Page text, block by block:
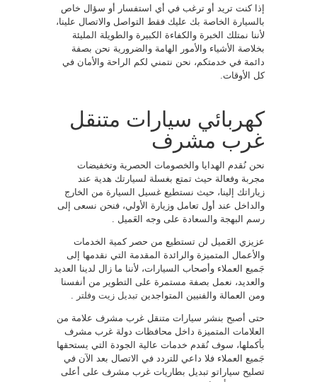
إذا كنت تريد أو ترغب في أي استفسار أو سؤال خاص
بالسيارة الخاصة بك عليك فقط التواصل والاتصال علينا،
لأننا نمتلك الخبرة والكفاءة الكبيرة والطويلة المليئة
بخلاصة الأشياء والأمور الهامة والضرورية نحن بصفة
دائمة في خدمتكم، نحن نتمني لكم الراحة والأمان في
كل الأوقات.
كهربائي سيارات متنقل
غرب مشرف
نحن نُقدم الهدايا والخصومات الحصرية وتخفيضات
مجربة وفعالة حيث تمتع بغسلة لسيارتك هدية عند
زياراتك إلينا، حيث نستطيع غسيل السيارة من الخارج
والداخل عند أول تعامل وزيارة الأولي، فنحن نسعى إلى
رسم البهجة والسعادة على وجه العَميل .
عزيزي العَميل لن تستطيع من حصر كمية الخدمات
والأعمال المتميزة والرائدة المقدمة التي نقدمها إلى
جَميع العملاء وأصحاب السيارات، لأننا ما زال لدينا العديد
والعديد، نعمل بصفة مستمرة على التطوير من أنفسنا
ومن العمالة والفنيين المتواجدين تبديل زيت وفلتر
حتى أصبح بنشر سيارات متنقل غرب مشرف علامة من
العلامات المتميزة داخل محافظات دولة غرب مشرف
بأكملها، سوف نُقدم خدمات عالية الجودة التي يستحقها
جَميع العملاء فلا داعي للتردد في الاتصال بعد الآن في
تصليح سياراتو تبديل بطاريات غرب مشرف على أعلى